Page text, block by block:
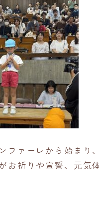
ファーレから始まり
お祈りや宣誓、元気